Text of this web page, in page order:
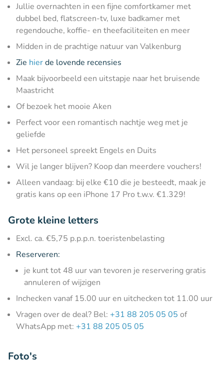
Jullie overnachten in een fijne comfortkamer met
dubbel bed, flatscreen-tv, luxe badkamer met
regendouche, koffie- en theefaciliteiten en meer
Midden in de prachtige natuur van Valkenburg
Zie hierde lovende recensies
Maak bijvoorbeeld een uitstapje naar het bruisende
Maastricht
Of bezoek het mooie Aken
Perfect voor een romantisch nachtje weg met je
geliefde
Het personeel spreekt Engels en Duits
Wil je langer blijven? Koop dan meerdere vouchers!
Alleen vandaag: bij elke €10 die je besteedt, maak je
gratis kans op een iPhone 17 Pro t.w.v. €1.329!
Grote kleine letters
Excl. ca. €5,75 p.p.p.n. toeristenbelasting
Reserveren:
je kunt tot 48 uur van tevoren je reservering gratis
annuleren of wijzigen
Inchecken vanaf 15.00 uur en uitchecken tot 11.00 uur
Vragen over de deal? Bel: +31 88 205 05 05 of
WhatsApp met: +31 88 205 05 05
Foto's